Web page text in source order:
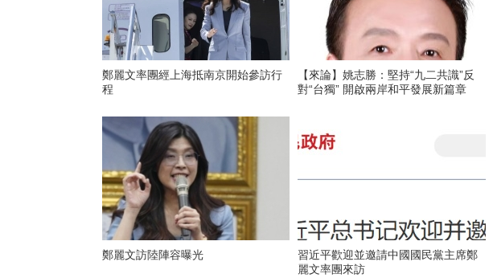
鄭麗文率團經上海抵南京開始參訪行
程
【來論】姚志勝：堅持“九二共識”反
對“台獨” 開啟兩岸和平發展新篇章
鄭麗文訪陸陣容曝光
習近平歡迎並邀請中國國民黨主席鄭
麗文率團來訪